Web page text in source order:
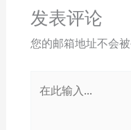
发表评论
您的邮箱地址不会被